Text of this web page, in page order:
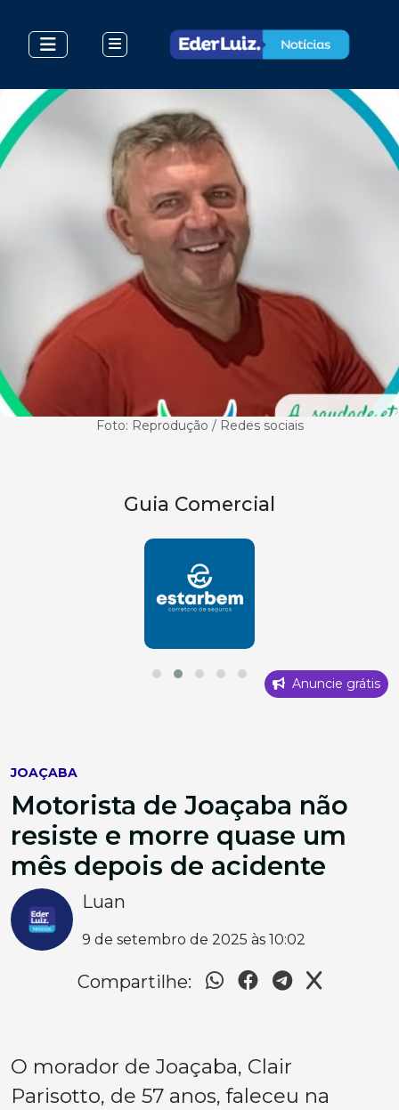
Foto: Reprodução / Redes sociais
Guia Comercial
Anuncie grátis
JOAÇABA
Motorista de Joaçaba não
resiste e morre quase um
mês depois de acidente
Luan
9 de setembro de 2025 às 10:02
Compartilhe:
O morador de Joaçaba, Clair
Parisotto, de 57 anos, faleceu na